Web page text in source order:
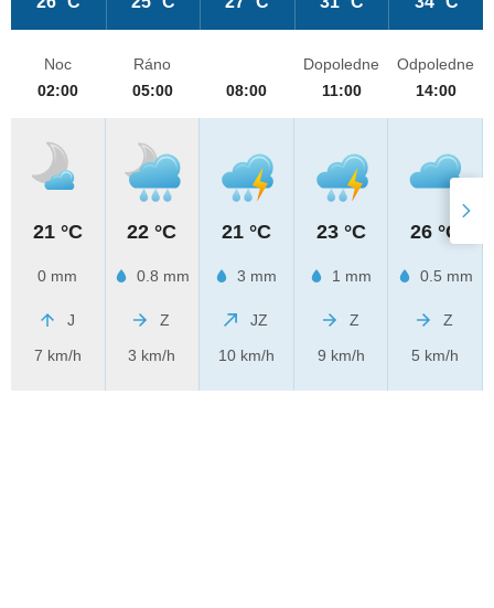
Noc
02:00
21 °C
0 mm
J
7 km/h
Ráno
05:00
22 °C
0.8 mm
Z
3 km/h
08:00
21 °C
3 mm
JZ
10 km/h
Dopoledne
11:00
23 °C
1 mm
Z
9 km/h
Odpoledne
14:00
26 °C
0.5 mm
Z
5 km/h